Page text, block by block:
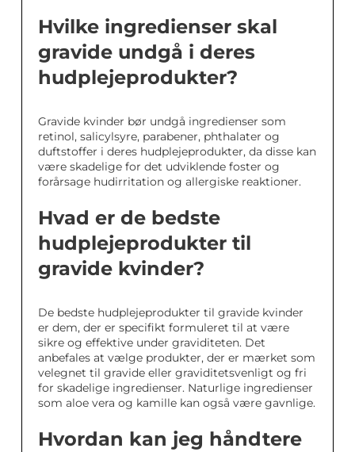
Hvilke ingredienser skal
gravide undgå i deres
hudplejeprodukter?
Gravide kvinder bør undgå ingredienser som
retinol, salicylsyre, parabener, phthalater og
duftstoffer i deres hudplejeprodukter, da disse kan
være skadelige for det udviklende foster og
forårsage hudirritation og allergiske reaktioner.
Hvad er de bedste
hudplejeprodukter til
gravide kvinder?
De bedste hudplejeprodukter til gravide kvinder
er dem, der er specifikt formuleret til at være
sikre og effektive under graviditeten. Det
anbefales at vælge produkter, der er mærket som
velegnet til gravide eller graviditetsvenligt og fri
for skadelige ingredienser. Naturlige ingredienser
som aloe vera og kamille kan også være gavnlige.
Hvordan kan jeg håndtere